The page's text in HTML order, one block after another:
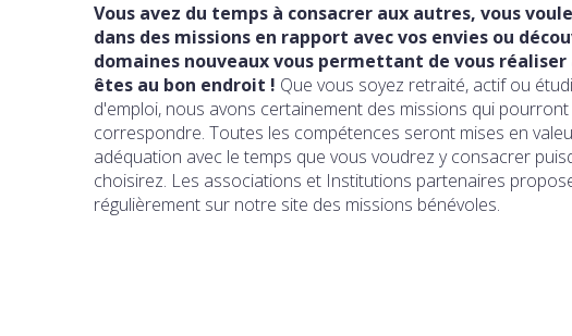
Vous avez du temps à consacrer aux autres, vous
dans des missions en rapport avec vos envies ou
domaines nouveaux vous permettant de vous réaliser
êtes au bon endroit ! Que vous soyez retraité, actif ou
d'emploi, nous avons certainement des missions qui
correspondre. Toutes les compétences seront mises en
adéquation avec le temps que vous voudrez y consacrer
choisirez. Les associations et Institutions partenaires
régulièrement sur notre site des missions bénévoles.